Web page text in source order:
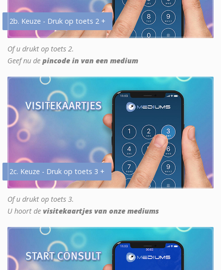
2b. Keuze - Druk op toets 2 +
Of u drukt op toets 2.
Geef nu de pincode in van een medium
2c. Keuze - Druk op toets 3 +
Of u drukt op toets 3.
U hoort de visitekaartjes van onze mediums